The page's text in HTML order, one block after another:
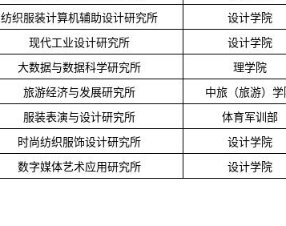
纺织服装计算机辅助设计研究所 设计学院
现代工业设计研究所 设计学院
大数据与数据科学研究所 理学院
旅游经济与发展研究所 中旅（旅游）学
服装表演与设计研究所 体育军训部
时尚纺织服饰设计研究所 设计学院
数字媒体艺术应用研究所 设计学院